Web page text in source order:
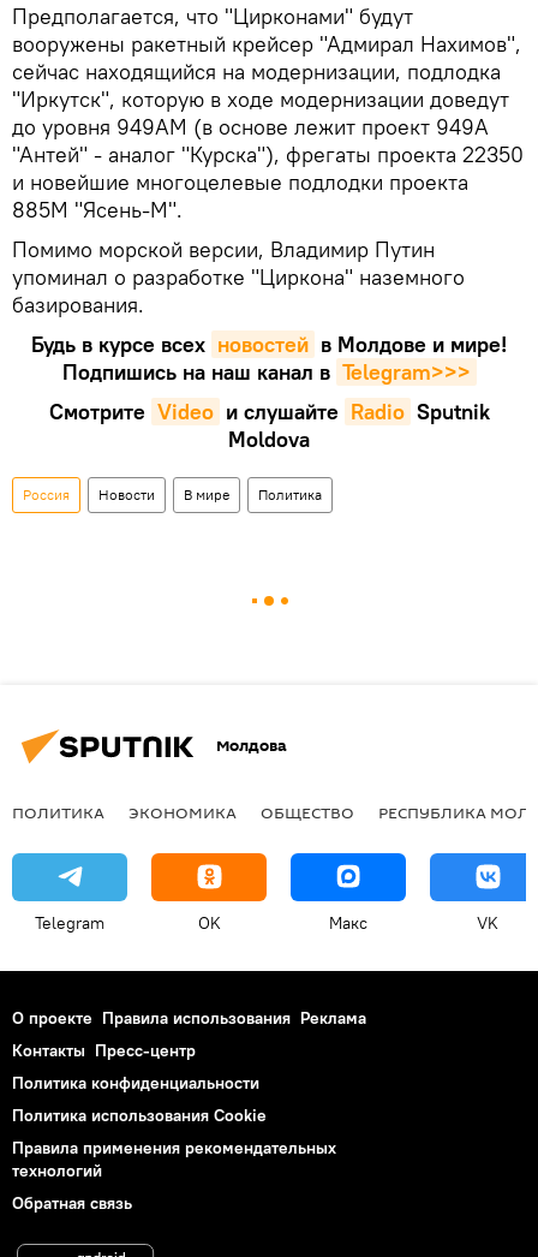
Предполагается, что "Цирконами" будут
вооружены ракетный крейсер "Адмирал Нахимов",
сейчас находящийся на модернизации, подлодка
"Иркутск", которую в ходе модернизации доведут
до уровня 949АМ (в основе лежит проект 949А
"Антей" - аналог "Курска"), фрегаты проекта 22350
и новейшие многоцелевые подлодки проекта
885М "Ясень-М".
Помимо морской версии, Владимир Путин
упоминал о разработке "Циркона" наземного
базирования.
Будь в курсе всех новостей в Молдове и мире!
Подпишись на наш канал в Telegram>>>
Смотрите Video и слушайте Radio Sputnik
Moldova
Россия Новости В мире Политика
Молдова
ПОЛИТИКА ЭКОНОМИКА ОБЩЕСТВО РЕСПУБЛИКА
Telegram OK Макс VK
О проекте Правила использования Реклама
Контакты Пресс-центр
Политика конфиденциальности
Политика использования Cookie
Правила применения рекомендательных
технологий
Обратная связь